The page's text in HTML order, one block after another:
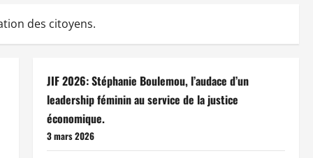
des citoyens.
JIF 2026: Stéphanie Boulemou, l’audace d’un
leadership féminin au service de la justice
économique.
3 mars 2026